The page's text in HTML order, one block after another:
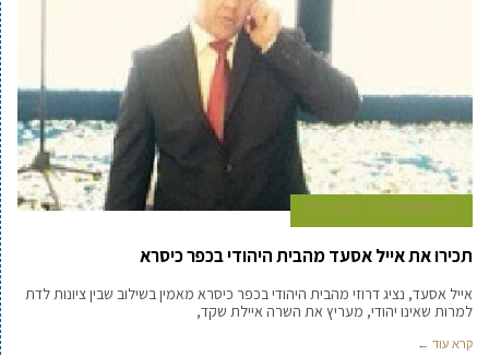
11 באוגוסט 2015 כתב אורח
תכירו את אייל אסעד מהבית היהודי בכפר כיסרא
אייל אסעד, נציג דרוזי מהבית היהודי בכפר כיסרא מאמין בשילוב שבין ציונות לדת
למרות שאינו יהודי, מעריץ את השרה איילת שקד,
קרא עוד ←